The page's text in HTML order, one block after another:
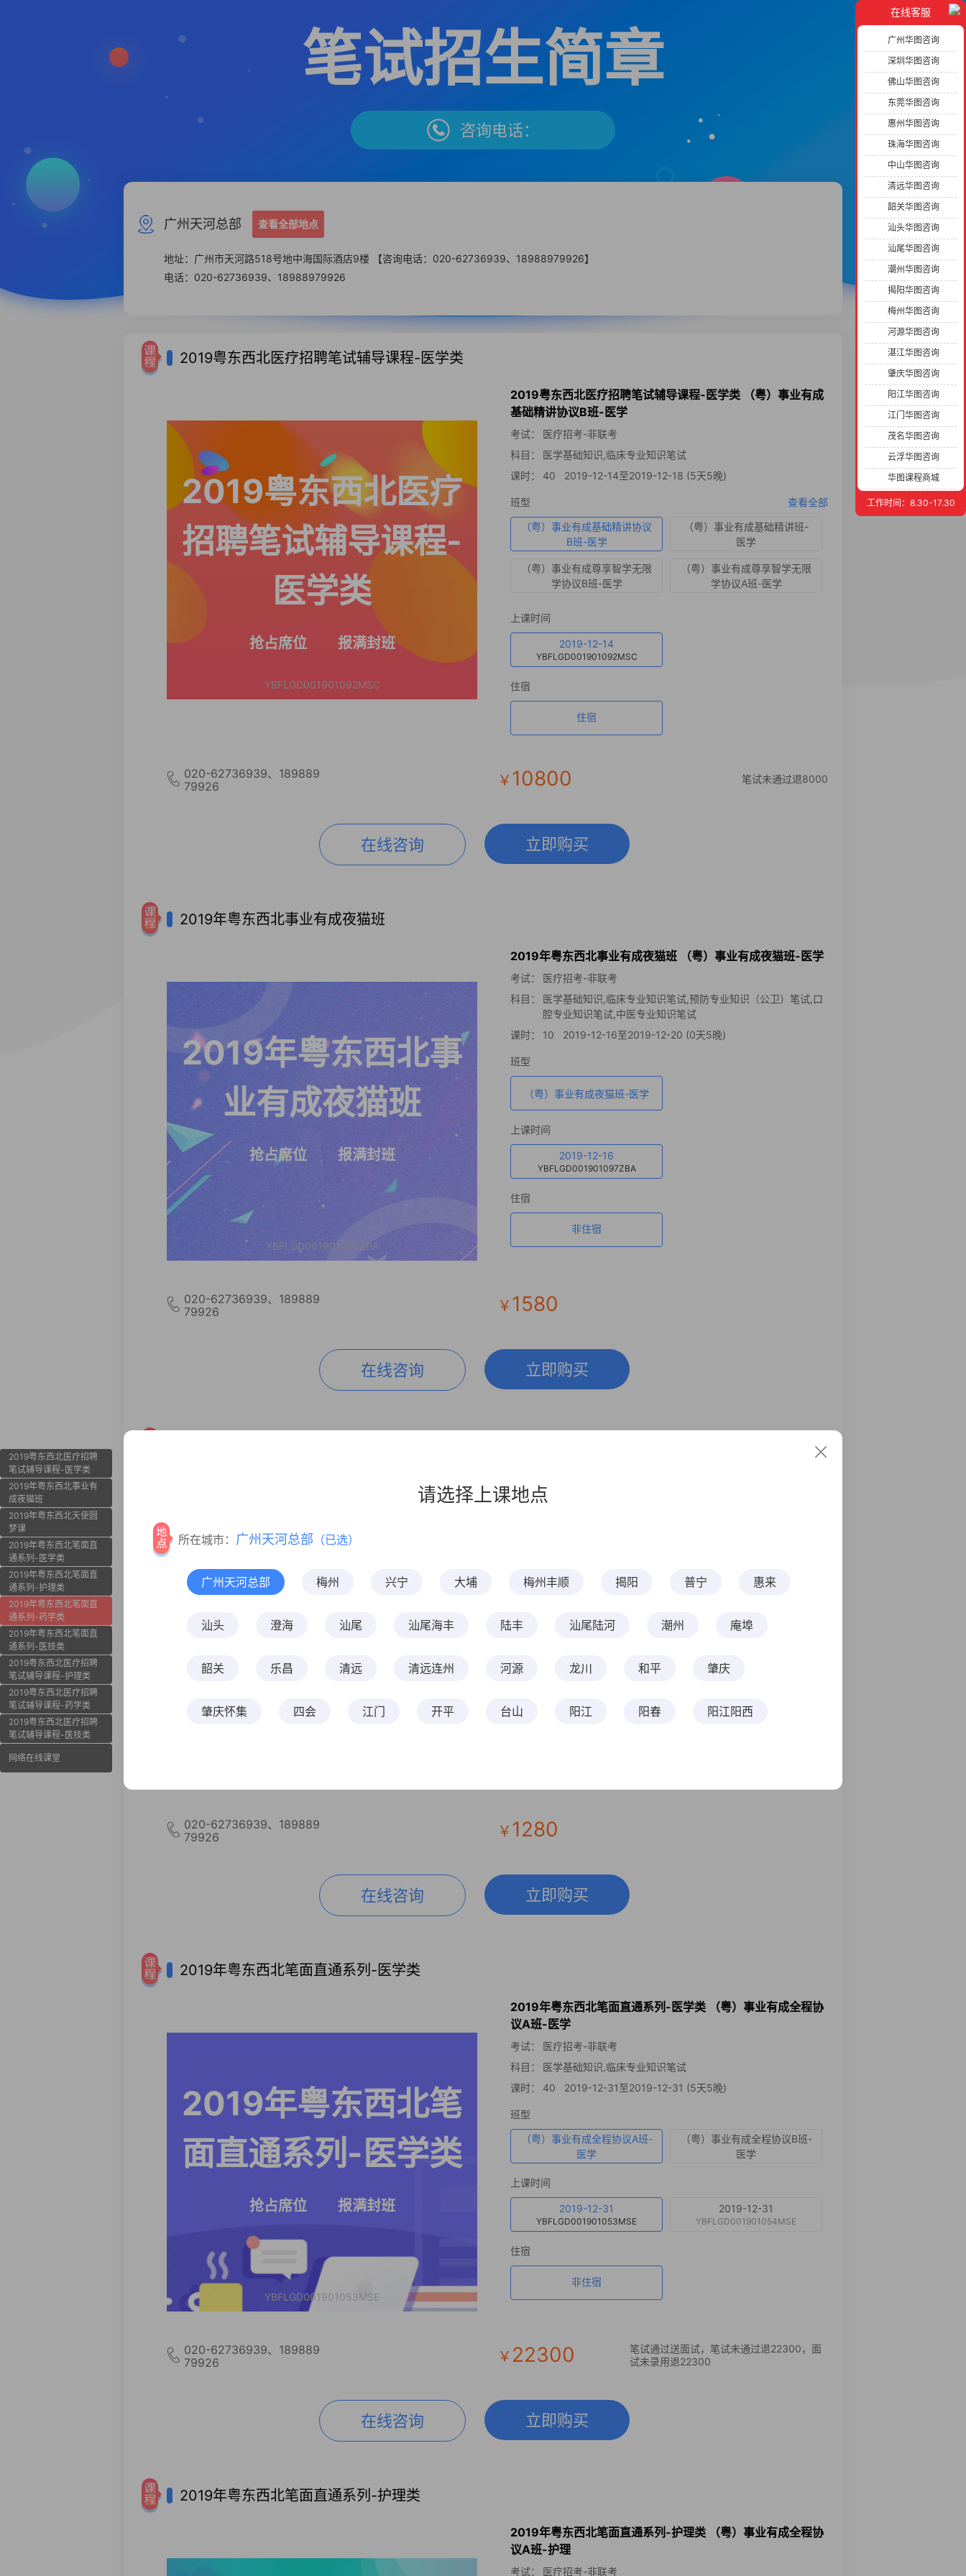
笔试招生简章
咨询电话：
广州天河总部 查看全部地点
地址：广州市天河路518号地中海国际酒店9楼 【咨询电话：020-62736939、18988979926】
电话：020-62736939、18988979926
2019粤东西北医疗招聘笔试辅导课程-医学类
2019粤东西北医疗
招聘笔试辅导课程-
医学类
抢占席位 报满封班
YBFLGD001901092MSC
2019粤东西北医疗招聘笔试辅导课程-医学类 （粤）事业有成
基础精讲协议B班-医学
考试：
医疗招考-非联考
科目：
医学基础知识,临床专业知识笔试
课时：
40 2019-12-14至2019-12-18 (5天5晚)
班型 查看全部
（粤）事业有成基础精讲协议
B班-医学
（粤）事业有成基础精讲班-
医学
（粤）事业有成尊享智学无限
学协议B班-医学
（粤）事业有成尊享智学无限
学协议A班-医学
上课时间
2019-12-14
YBFLGD001901092MSC
住宿
住宿
020-62736939、189889
79926
￥ 10800 笔试未通过退8000
在线咨询 立即购买
2019年粤东西北事业有成夜猫班
2019年粤东西北事
业有成夜猫班
抢占席位 报满封班
YBFLGD001901097ZBA
2019年粤东西北事业有成夜猫班 （粤）事业有成夜猫班-医学
考试：
医疗招考-非联考
科目：
医学基础知识,临床专业知识笔试,预防专业知识（公卫）笔试,口
腔专业知识笔试,中医专业知识笔试
课时：
10 2019-12-16至2019-12-20 (0天5晚)
班型
（粤）事业有成夜猫班-医学
上课时间
2019-12-16
YBFLGD001901097ZBA
住宿
非住宿
020-62736939、189889
79926
￥ 1580
在线咨询 立即购买
2019年粤东西北天
使圆梦课
2019年粤东西北天使圆梦课 （粤）天使圆梦课-医技
考试： 医疗招考-非联考
班型
（粤）天使圆梦课-医技 （粤）天使圆梦课协议班
020-62736939、189889
79926
￥ 1280
在线咨询 立即购买
2019年粤东西北笔面直通系列-医学类
2019年粤东西北笔
面直通系列-医学类
抢占席位 报满封班
YBFLGD001901053MSE
2019年粤东西北笔面直通系列-医学类 （粤）事业有成全程协
议A班-医学
考试：
医疗招考-非联考
科目：
医学基础知识,临床专业知识笔试
课时：
40 2019-12-31至2019-12-31 (5天5晚)
班型
（粤）事业有成全程协议A班-
医学
（粤）事业有成全程协议B班-
医学
上课时间
2019-12-31
YBFLGD001901053MSE
2019-12-31
YBFLGD001901054MSE
住宿
非住宿
020-62736939、189889
79926
￥ 22300
笔试通过送面试，笔试未通过退22300，面
试未录用退22300
在线咨询 立即购买
2019年粤东西北笔面直通系列-护理类
2019年粤东西北笔面直通系列-护理类 （粤）事业有成全程协
议A班-护理
考试： 医疗招考-非联考
2019粤东西北医疗招聘
笔试辅导课程-医学类
2019年粤东西北事业有
成夜猫班
2019年粤东西北天使圆
梦课
2019年粤东西北笔面直
通系列-医学类
2019年粤东西北笔面直
通系列-护理类
2019年粤东西北笔面直
通系列-药学类
2019年粤东西北笔面直
通系列-医技类
2019粤东西北医疗招聘
笔试辅导课程-护理类
2019粤东西北医疗招聘
笔试辅导课程-药学类
2019粤东西北医疗招聘
笔试辅导课程-医技类
网络在线课堂
在线客服
广州华图咨询
深圳华图咨询
佛山华图咨询
东莞华图咨询
惠州华图咨询
珠海华图咨询
中山华图咨询
清远华图咨询
韶关华图咨询
汕头华图咨询
汕尾华图咨询
潮州华图咨询
揭阳华图咨询
梅州华图咨询
河源华图咨询
湛江华图咨询
肇庆华图咨询
阳江华图咨询
江门华图咨询
茂名华图咨询
云浮华图咨询
华图课程商城
工作时间：8.30-17.30
请选择上课地点
所在城市： 广州天河总部 （已选）
广州天河总部 梅州 兴宁 大埔 梅州丰顺 揭阳 普宁 惠来
汕头 澄海 汕尾 汕尾海丰 陆丰 汕尾陆河 潮州 庵埠
韶关 乐昌 清远 清远连州 河源 龙川 和平 肇庆
肇庆怀集 四会 江门 开平 台山 阳江 阳春 阳江阳西
珠海唐家湾